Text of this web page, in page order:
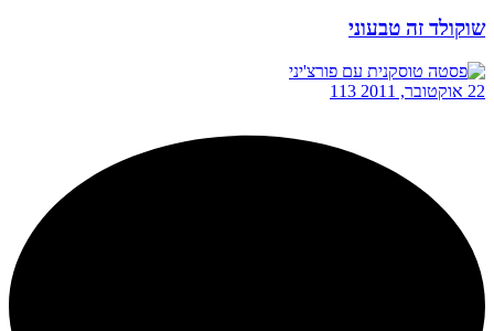
שוקולד זה טבעוני
22 אוקטובר, 2011 113